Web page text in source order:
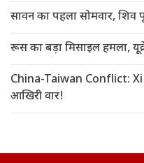
सावन का पहला सोमवार,
रूस का बड़ा मिसाइल हमला,
China-Taiwan Conflict: Xi
आखिरी वार!